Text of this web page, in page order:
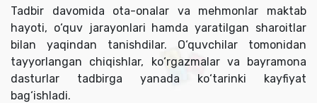
Tadbir davomida ota-onalar va mehmonlar maktab
hayoti, o‘quv jarayonlari hamda yaratilgan sharoitlar
bilan yaqindan tanishdilar. O‘quvchilar tomonidan
tayyorlangan chiqishlar, ko‘rgazmalar va bayramona
dasturlar tadbirga yanada ko‘tarinki kayfiyat
bag‘ishladi.